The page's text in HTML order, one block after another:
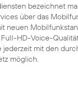
bezeichnet
über das
neuen
HD-Voice-
jederzeit mit den
möglich.